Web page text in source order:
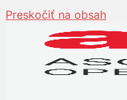
Preskočiť na obsah